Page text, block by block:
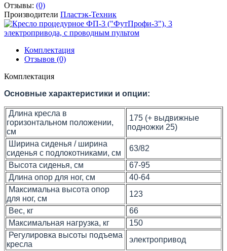
Отзывы: (0)
Производители Пластэк-Техник
Комплектация
Отзывов (0)
Комплектация
Основные характеристики и опции:
Длина кресла в
горизонтальном положении,
см
175 (+ выдвижные
подножки 25)
Ширина сиденья / ширина
сиденья с подлокотниками, см
63/82
Высота сиденья, см
67-95
Длина опор для ног, см
40-64
Максимальна высота опор
для ног, см
123
Вес, кг
66
Максимальная нагрузка, кг
150
Регулировка высоты подъема
кресла
электропривод